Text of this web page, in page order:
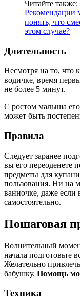
Читайте также:
Рекомендации
понять, что
этом случае?
Длительность
Несмотря на то, что
водичке, время
не более 5 минут.
С ростом малыша
может быть
Правила
Следует заранее
вы его переоденете
предметы для
пользования. Ни на
ванночке, даже если
самостоятельно.
Пошаговая
Волнительный
начала подготовьте
Желательно
бабушку. Помощь
Техника